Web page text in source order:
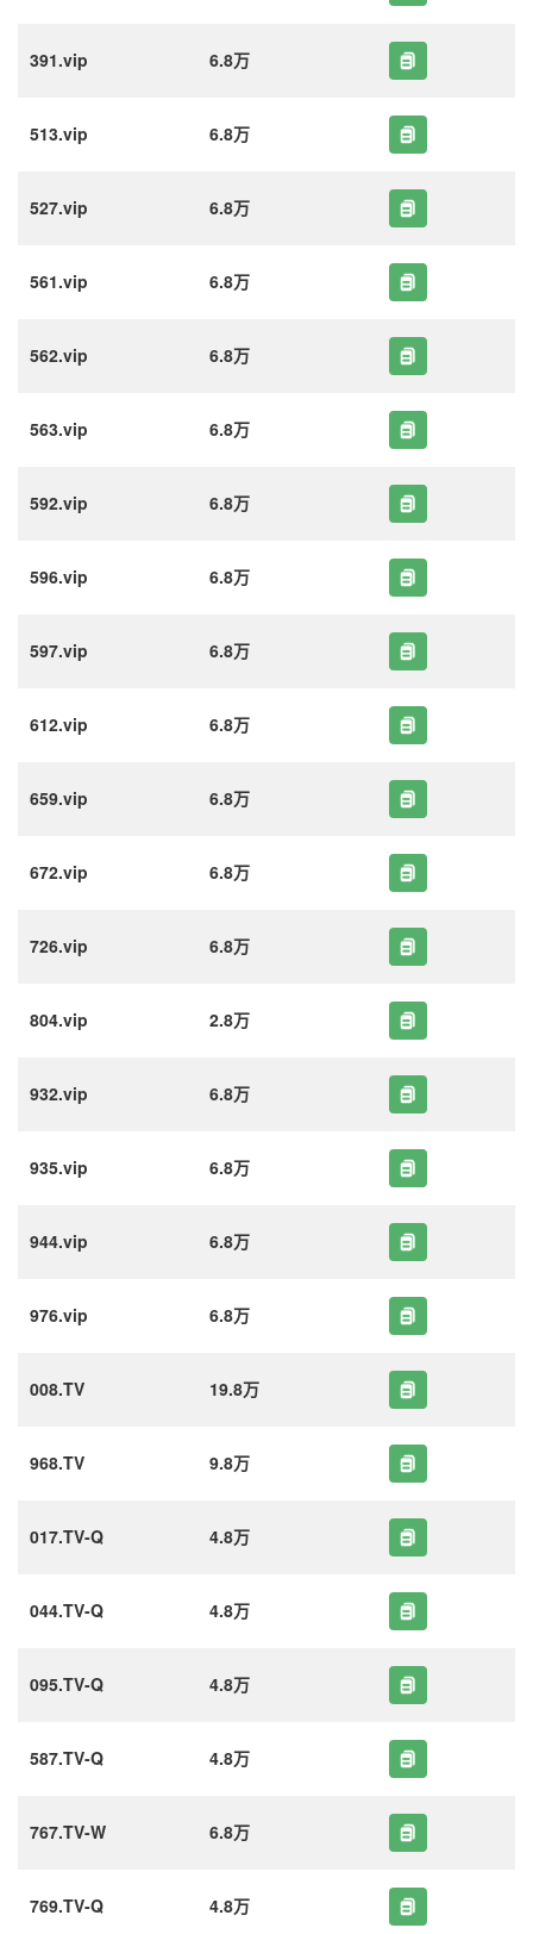
391.vip 6.8万
513.vip 6.8万
527.vip 6.8万
561.vip 6.8万
562.vip 6.8万
563.vip 6.8万
592.vip 6.8万
596.vip 6.8万
597.vip 6.8万
612.vip 6.8万
659.vip 6.8万
672.vip 6.8万
726.vip 6.8万
804.vip 2.8万
932.vip 6.8万
935.vip 6.8万
944.vip 6.8万
976.vip 6.8万
008.TV 19.8万
968.TV 9.8万
017.TV-Q 4.8万
044.TV-Q 4.8万
095.TV-Q 4.8万
587.TV-Q 4.8万
767.TV-W 6.8万
769.TV-Q 4.8万